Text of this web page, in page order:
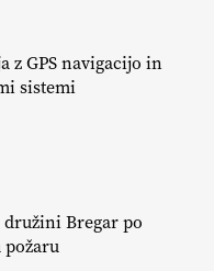
oljarstvo
kmetija
POMLADITEV
z GPS navigacijo in
sistemi
družini Bregar po